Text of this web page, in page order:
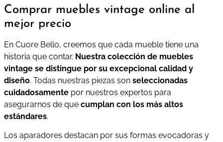
Comprar muebles vintage online al
mejor precio
En Cuore Bello, creemos que cada mueble tiene una
historia que contar. Nuestra colección de muebles
vintage se distingue por su excepcional calidad y
diseño. Todas nuestras piezas son seleccionadas
cuidadosamente por nuestros expertos para
asegurarnos de que cumplan con los más altos
estándares.
Los aparadores destacan por sus formas evocadoras y